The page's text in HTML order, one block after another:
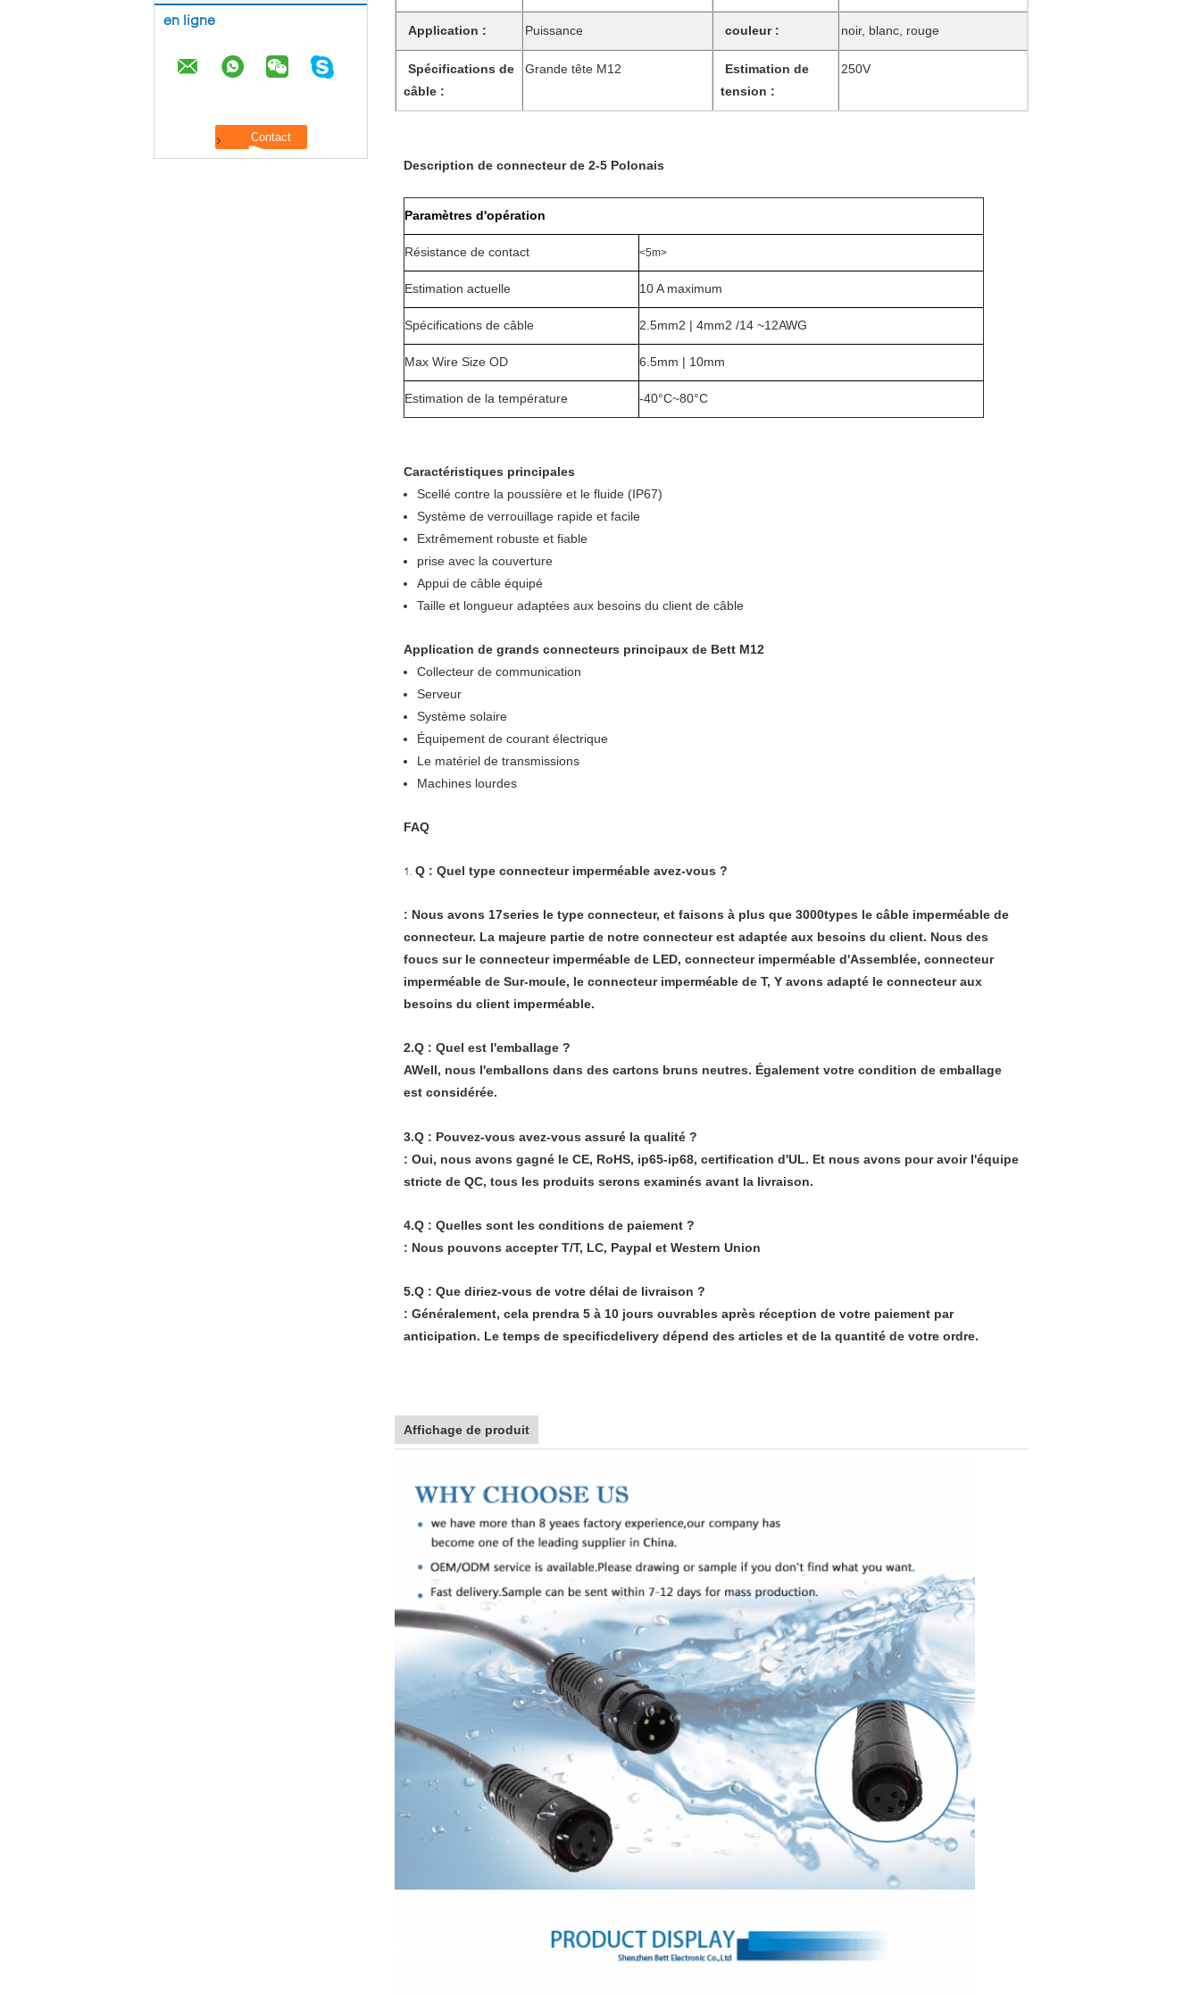
en ligne
Application : Puissance couleur : noir, blanc, rouge
Spécifications de
câble :
Grande tête M12
Estimation de
tension :
250V
Description de connecteur de 2-5 Polonais
Paramètres d'opération
Résistance de contact <5m>
Estimation actuelle 10 A maximum
Spécifications de câble 2.5mm2 | 4mm2 /14 ~12AWG
Max Wire Size OD 6.5mm | 10mm
Estimation de la température -40°C~80°C
Caractéristiques principales
Scellé contre la poussière et le fluide (IP67)
Système de verrouillage rapide et facile
Extrêmement robuste et fiable
prise avec la couverture
Appui de câble équipé
Taille et longueur adaptées aux besoins du client de câble
Application de grands connecteurs principaux de Bett M12
Collecteur de communication
Serveur
Système solaire
Équipement de courant électrique
Le matériel de transmissions
Machines lourdes
FAQ
1. Q : Quel type connecteur imperméable avez-vous ?
: Nous avons 17series le type connecteur, et faisons à plus que 3000types le câble imperméable de
connecteur. La majeure partie de notre connecteur est adaptée aux besoins du client. Nous des
foucs sur le connecteur imperméable de LED, connecteur imperméable d'Assemblée, connecteur
imperméable de Sur-moule, le connecteur imperméable de T, Y avons adapté le connecteur aux
besoins du client imperméable.
2.Q : Quel est l'emballage ?
AWell, nous l'emballons dans des cartons bruns neutres. Également votre condition de emballage
est considérée.
3.Q : Pouvez-vous avez-vous assuré la qualité ?
: Oui, nous avons gagné le CE, RoHS, ip65-ip68, certification d'UL. Et nous avons pour avoir l'équipe
stricte de QC, tous les produits serons examinés avant la livraison.
4.Q : Quelles sont les conditions de paiement ?
: Nous pouvons accepter T/T, LC, Paypal et Western Union
5.Q : Que diriez-vous de votre délai de livraison ?
: Généralement, cela prendra 5 à 10 jours ouvrables après réception de votre paiement par
anticipation. Le temps de specificdelivery dépend des articles et de la quantité de votre ordre.
Affichage de produit